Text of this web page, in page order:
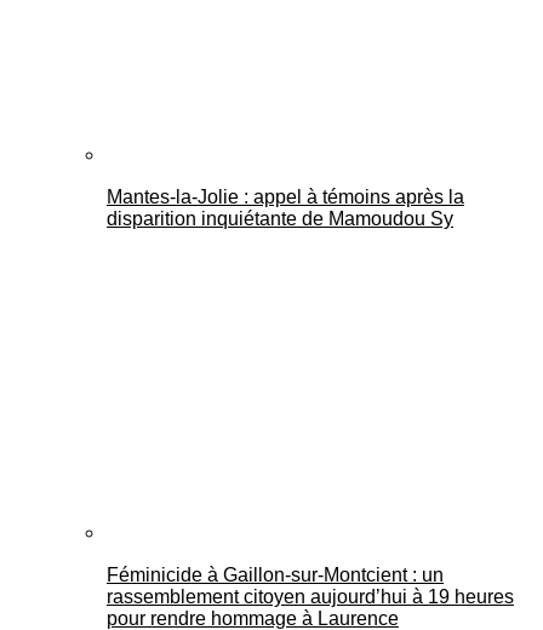
Mantes-la-Jolie : appel à témoins après la
disparition inquiétante de Mamoudou Sy
Féminicide à Gaillon‑sur‑Montcient : un
rassemblement citoyen aujourd’hui à 19 heures
pour rendre hommage à Laurence